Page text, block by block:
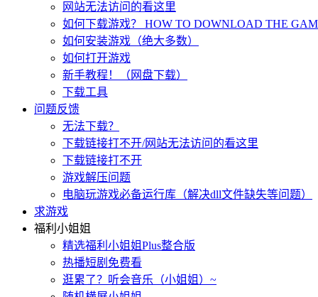
网站无法访问的看这里
如何下载游戏？ HOW TO DOWNLOAD THE
如何安装游戏（绝大多数）
如何打开游戏
新手教程！（网盘下载）
下载工具
问题反馈
无法下载？
下载链接打不开/网站无法访问的看这里
下载链接打不开
游戏解压问题
电脑玩游戏必备运行库（解决dll文件缺失等问题）
求游戏
福利小姐姐
精选福利小姐姐Plus整合版
热播短剧免费看
逛累了？听会音乐（小姐姐）~